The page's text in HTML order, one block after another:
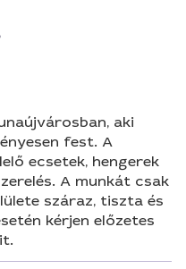
aki
fest. A
ecsetek, hengerek
A munkát csak
száraz, tiszta és
kérjen előzetes